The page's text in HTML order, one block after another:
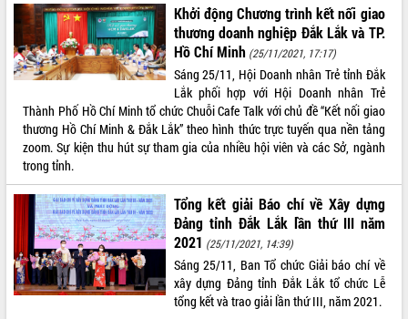
Đắk Lắk rà soát, điều chỉnh Đề án 190
về phát triển nuôi trồng thủy sản
Phó Chủ tịch UBND tỉnh Đắk Lắk
Trương Công Thái kiểm tra thực địa
Dự án cao tốc Khánh Hòa - Buôn Ma
Thuột
Định vị cà phê Việt Nam như một “di
sản sống” trong dòng chảy toàn cầu
Xây dựng nông thôn mới: Nâng cao đời
sống người dân từ những mô hình thiết
thực
Quyết liệt tháo gỡ vướng mắc, đẩy
nhanh tiến độ các dự án trọng điểm
trong Khu kinh tế Nam Phú Yên
Hòn Yến phát triển du lịch gắn với bảo
Khởi động Chương trình kết nối giao
thương doanh nghiệp Đắk Lắk và TP.
Hồ Chí Minh (25/11/2021, 17:17)
Sáng 25/11, Hội Doanh nhân Trẻ tỉnh Đắk
Lắk phối hợp với Hội Doanh nhân Trẻ
Thành Phố Hồ Chí Minh tổ chức Chuỗi Cafe Talk với chủ đề “Kết nối giao
thương Hồ Chí Minh & Đắk Lắk” theo hình thức trực tuyến qua nền tảng
zoom. Sự kiện thu hút sự tham gia của nhiều hội viên và các Sở, ngành
trong tỉnh.
Tổng kết giải Báo chí về Xây dựng
Đảng tỉnh Đắk Lắk lần thứ III năm
2021 (25/11/2021, 14:39)
Sáng 25/11, Ban Tổ chức Giải báo chí về
xây dựng Đảng tỉnh Đắk Lắk tổ chức Lễ
tổng kết và trao giải lần thứ III, năm 2021.